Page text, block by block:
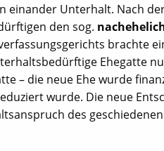
einander Unterhalt. Nach
den sog.
brachte
Ehegatte
– die neue Ehe wurde
wurde. Die neue
des